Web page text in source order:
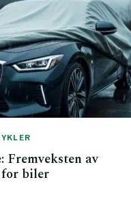
Fremveksten av
for biler